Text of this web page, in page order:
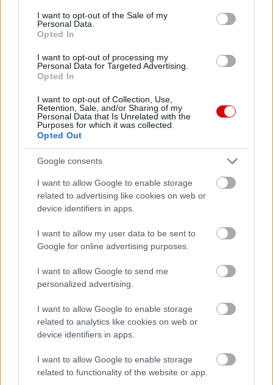
consent section.
I want to opt-out of the Sale of my
Personal Data.
Opted In
I want to opt-out of processing my
Personal Data for Targeted Advertising.
Opted In
I want to opt-out of Collection, Use,
Retention, Sale, and/or Sharing of my
Personal Data that Is Unrelated with the
Purposes for which it was collected.
Opted Out
Google consents
I want to allow Google to enable storage
related to advertising like cookies on web or
device identifiers in apps.
I want to allow my user data to be sent to
Google for online advertising purposes.
I want to allow Google to send me
personalized advertising.
I want to allow Google to enable storage
related to analytics like cookies on web or
device identifiers in apps.
I want to allow Google to enable storage
related to functionality of the website or app.
Paris Saint-Germain
Manchester United
Felkészülési szezon 4. mérkőzés
Nya Ullevi, Göteborg
2026-08-08 17:00